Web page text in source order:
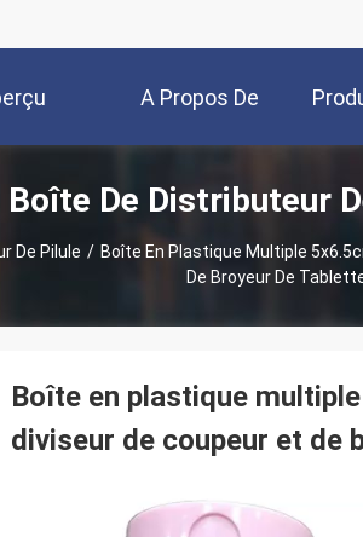
A Propos De
Nous
Boîte De Distributeur
De Pilule / Boîte En Plastique Multiple
De Broyeur De
Boîte en plastique
diviseur de coupeur et de